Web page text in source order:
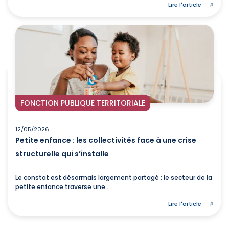
Lire l'article
FONCTION PUBLIQUE TERRITORIALE
12/05/2026
Petite enfance : les collectivités face à une crise
structurelle qui s’installe
Le constat est désormais largement partagé : le secteur de la
petite enfance traverse une...
Lire l'article